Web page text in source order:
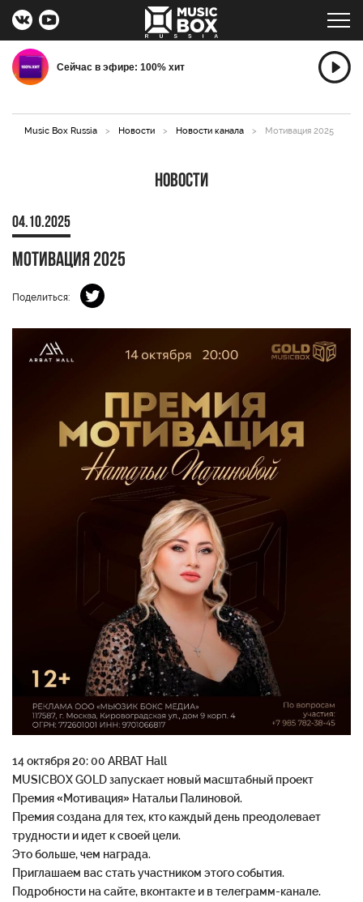
Сейчас в эфире: 100% хит
Music Box Russia > Новости > Новости канала > Мотивация 2025
Новости
04.10.2025
Мотивация 2025
Поделиться:
14 октября 20: 00 ARBAT Hall
MUSICBOX GOLD запускает новый масштабный проект
Премия «Мотивация» Натальи Палиновой.
Премия создана для тех, кто каждый день преодолевает
трудности и идет к своей цели.
Это больше, чем награда.
Приглашаем вас стать участником этого события.
Подробности на сайте, вконтакте и в телеграмм-канале.